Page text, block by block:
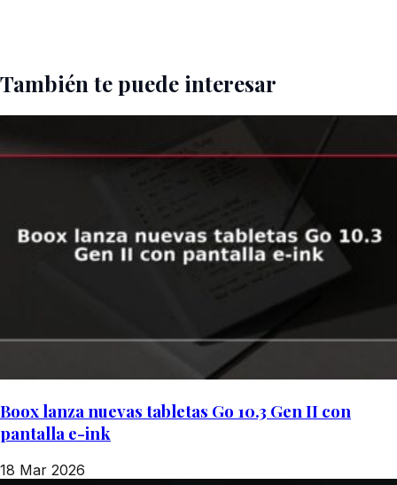
También te puede interesar
Boox lanza nuevas tabletas Go 10.3 Gen II con
pantalla e-ink
18 Mar 2026